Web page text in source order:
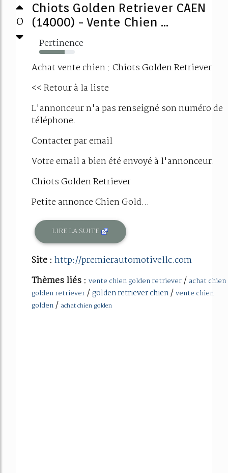
0
Chiots Golden Retriever CAEN
(14000) - Vente Chien ...
Pertinence
71%
Achat vente chien : Chiots Golden Retriever
<< Retour à la liste
L'annonceur n'a pas renseigné son numéro de
téléphone.
Contacter par email
Votre email a bien été envoyé à l'annonceur.
Chiots Golden Retriever
Petite annonce Chien Gold...
LIRE LA SUITE
Site : http://premierautomotivellc.com
Thèmes liés : vente chien golden retriever/ achat chien
golden retriever/ golden retriever chien/vente chien
golden/ achat chien golden